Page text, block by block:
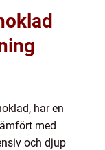
har en
med
och djup